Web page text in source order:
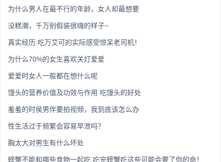
为什么男人在最不行的年龄，女人却最想要
没糕潮，千万别假装很嗨的样子~
真实经历:吃万艾可的实际感受惊呆老司机！
为什么70%的女生喜欢关灯爱爱
爱爱时女人一般都在想什么呢
馒头的营养价值及功效与作用 吃馒头的好处
羞羞的时侯男伴要拍视频，我到底该怎么办
性生活过于频繁会容易早泄吗？
胸太大对男生有什么坏处
螃蟹不能和哪些食物一起吃 吃完螃蟹吃这些可能会要了你的命！